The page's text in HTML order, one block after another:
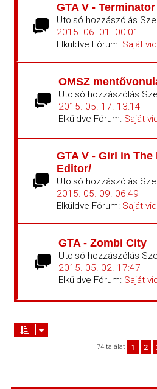
GTA V -
Utolsó hozzászólás
2015. 06. 01. 00:01
Elküldve Fórum: Saját
OMSZ
Utolsó hozzászólás
2015. 05. 17. 13:14
Elküldve Fórum: Saját
GTA V - Girl in
Editor/
Utolsó hozzászólás
2015. 05. 09. 06:49
Elküldve Fórum: Saját
GTA - Zombi City
Utolsó hozzászólás
2015. 05. 02. 17:47
Elküldve Fórum: Saját
74 találat 1 2